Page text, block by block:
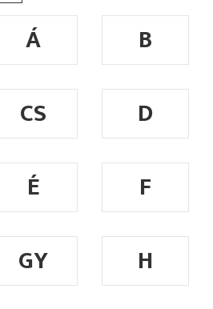
Á
B
CS
D
É
F
GY H